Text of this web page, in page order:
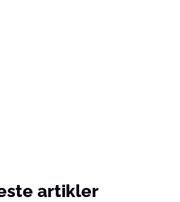
artikler